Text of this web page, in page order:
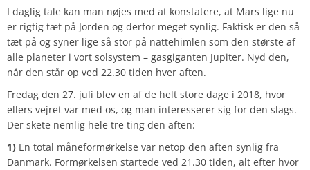
I daglig tale kan man nøjes med at konstatere, at Mars lige nu
er rigtig tæt på Jorden og derfor meget synlig. Faktisk er den så
tæt på og syner lige så stor på nattehimlen som den største af
alle planeter i vort solsystem – gasgiganten Jupiter. Nyd den,
når den står op ved 22.30 tiden hver aften.
Fredag den 27. juli blev en af de helt store dage i 2018, hvor
ellers vejret var med os, og man interesserer sig for den slags.
Der skete nemlig hele tre ting den aften:
1) En total måneformørkelse var netop den aften synlig fra
Danmark. Formørkelsen startede ved 21.30 tiden, alt efter hvor